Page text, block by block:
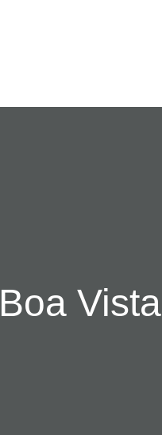
Vista